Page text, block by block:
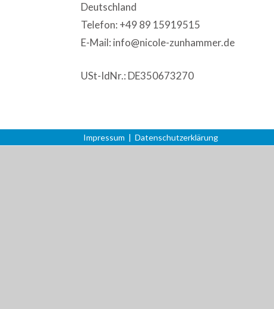
Deutschland
Telefon: +49 89 15919515
E-Mail: info@nicole-zunhammer.de
USt-IdNr.: DE350673270
Impressum | Datenschutzerklärung